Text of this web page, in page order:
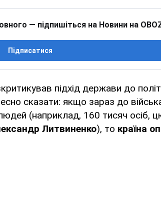
— підпишіться на Новини на
Підписатися
підхід держави до
сказати: якщо зараз до
(наприклад, 160 тисяч осіб,
Литвиненко), то країна